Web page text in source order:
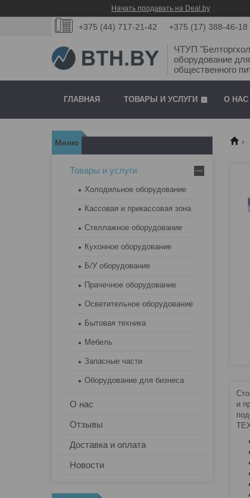
Начать продавать на Deal.by
+375 (44) 717-21-42 +375 (17) 388-46-18
ЧТУП
оборудование
общественного
ГЛАВНАЯ ТОВАРЫ И УСЛУГИ О НАС
и
Товары и услуги
Холодильное оборудование
Кассовая и прикассовая зона
Стеллажное оборудование
Кухонное оборудование
Б/У оборудование
Прачечное оборудование
Осветительное оборудование
Бытовая техника
Мебель
Запасные части
Оборудование для бизнеса
О нас
Отзывы
Доставка и оплата
Новости